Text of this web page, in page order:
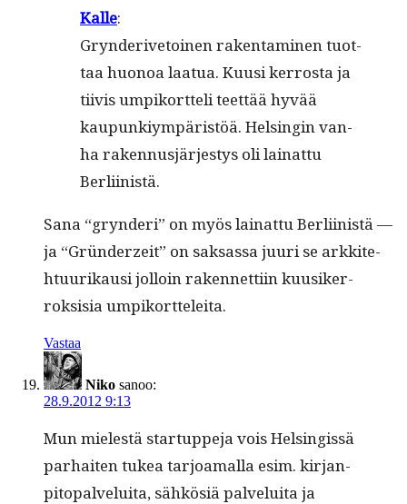
Kalle:
Gryn­deriv­e­toinen rak­en­t­a­mi­nen tuot­
taa huonoa laat­ua. Kuusi ker­rosta ja
tiivis umpiko­rt­teli teet­tää hyvää
kaupunkiym­päristöä. Helsin­gin van­
ha raken­nusjärjestys oli lainat­tu
Berliinistä.
Sana “gryn­deri” on myös lainat­tu Berli­in­istä —
ja “Grün­derzeit” on sak­sas­sa juuri se arkkite­
htu­urikausi jol­loin raken­net­ti­in kuusik­er­
roksisia umpikortteleita.
Vastaa
Niko sanoo:
28.9.2012 9:13
Mun mielestä star­tup­pe­ja vois Helsingis­sä
parhait­en tukea tar­joa­mal­la esim. kir­jan­
pitopalvelui­ta, sähkösiä palvelui­ta ja